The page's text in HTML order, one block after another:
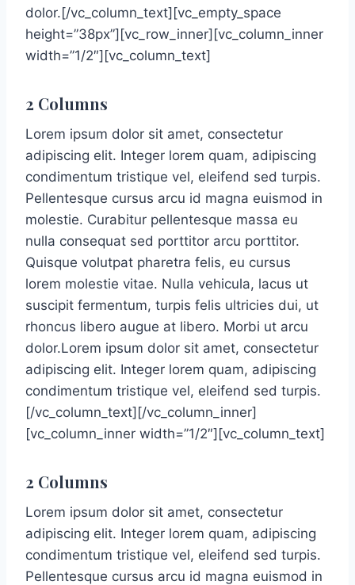
dolor.[/vc_column_text][vc_empty_space
height=”38px”][vc_row_inner][vc_column_inner
width=”1/2″][vc_column_text]
2 Columns
Lorem ipsum dolor sit amet, consectetur
adipiscing elit. Integer lorem quam, adipiscing
condimentum tristique vel, eleifend sed turpis.
Pellentesque cursus arcu id magna euismod in
molestie. Curabitur pellentesque massa eu
nulla consequat sed porttitor arcu porttitor.
Quisque volutpat pharetra felis, eu cursus
lorem molestie vitae. Nulla vehicula, lacus ut
suscipit fermentum, turpis felis ultricies dui, ut
rhoncus libero augue at libero. Morbi ut arcu
dolor.Lorem ipsum dolor sit amet, consectetur
adipiscing elit. Integer lorem quam, adipiscing
condimentum tristique vel, eleifend sed turpis.
[/vc_column_text][/vc_column_inner]
[vc_column_inner width=”1/2″][vc_column_text]
2 Columns
Lorem ipsum dolor sit amet, consectetur
adipiscing elit. Integer lorem quam, adipiscing
condimentum tristique vel, eleifend sed turpis.
Pellentesque cursus arcu id magna euismod in